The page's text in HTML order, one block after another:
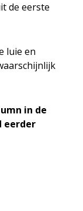
de eerste
luie en
in de
eerder